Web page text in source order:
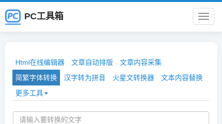
PC
箱
PC工具箱
Html在线编辑器 文章自动排版
文章内容采集
简繁字体转换
汉字转为拼音 火星文转换器
文本内容替换
更多工具